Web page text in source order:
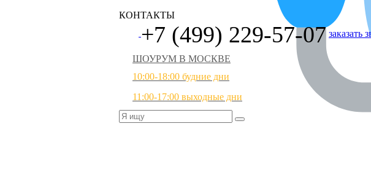
КОНТАКТЫ
+7 (499) 229-57-07 заказать
ШОУРУМ В МОСКВЕ
10:00-18:00 будние дни
11:00-17:00 выходные дни